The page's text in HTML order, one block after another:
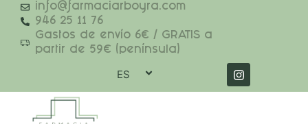
info@farmaciarboyra.com
946 25 11 76
Gastos de envío 6€ / GRATIS a
partir de 59€ (península)
ES